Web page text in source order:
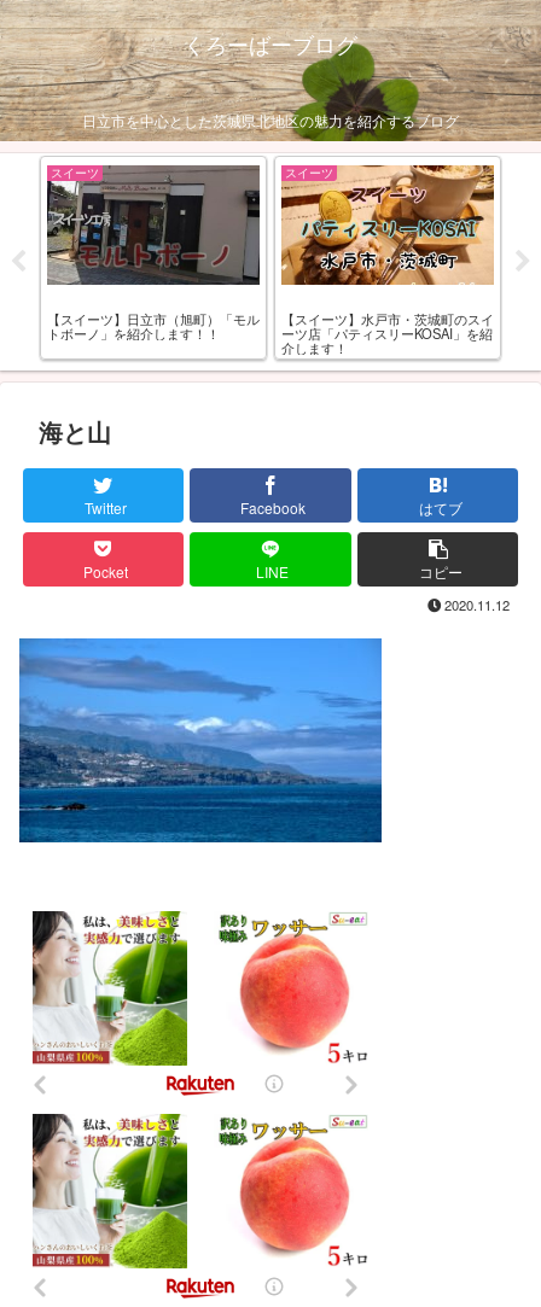
くろーばーブログ
日立市を中心とした茨城県北地区の魅力を紹介するブログ
スイーツ
【スイーツ】日立市（旭町）「モル
トボーノ」を紹介します！！
スイーツ
【スイーツ】水戸市・茨城町のスイ
ーツ店「パティスリーKOSAI」を紹
介します！
海と山
Twitter Facebook はてブ
Pocket LINE コピー
2020.11.12